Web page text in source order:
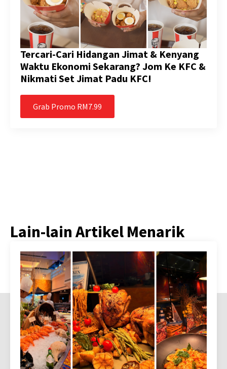
Tercari-Cari Hidangan Jimat & Kenyang
Waktu Ekonomi Sekarang? Jom Ke KFC &
Nikmati Set Jimat Padu KFC!
Grab Promo RM7.99
Lain-lain Artikel Menarik